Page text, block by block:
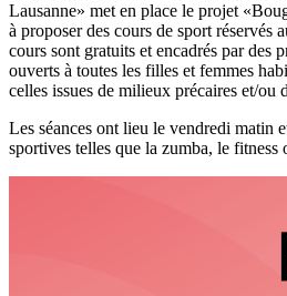
Lausanne» met en place le projet
à proposer des cours de sport réservés
cours sont gratuits et encadrés par des
ouverts à toutes les filles et femmes
celles issues de milieux précaires et/ou
Les séances ont lieu le vendredi matin
sportives telles que la zumba, le fitness